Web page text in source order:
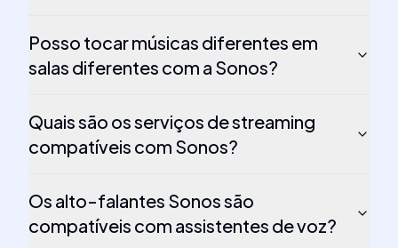
Posso tocar músicas diferentes em
salas diferentes com a Sonos?
Quais são os serviços de streaming
compatíveis com Sonos?
Os alto-falantes Sonos são
compatíveis com assistentes de voz?